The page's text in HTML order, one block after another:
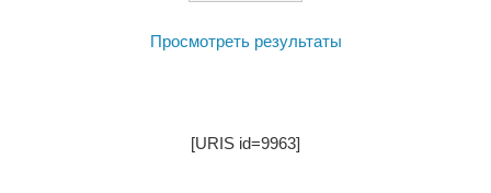
Просмотреть результаты
[URIS id=9963]